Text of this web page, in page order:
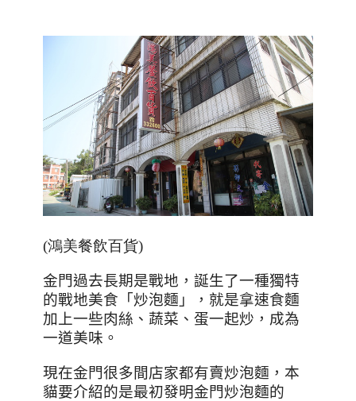
(鴻美餐飲百貨)
金門過去長期是戰地，誕生了一種獨特
的戰地美食「炒泡麵」，就是拿速食麵
加上一些肉絲、蔬菜、蛋一起炒，成為
一道美味。
現在金門很多間店家都有賣炒泡麵，本
貓要介紹的是最初發明金門炒泡麵的